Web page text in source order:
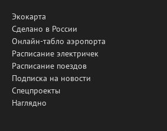
Экокарта
Сделано в России
Онлайн-табло аэропорта
Расписание электричек
Расписание поездов
Подписка на новости
Спецпроекты
Наглядно